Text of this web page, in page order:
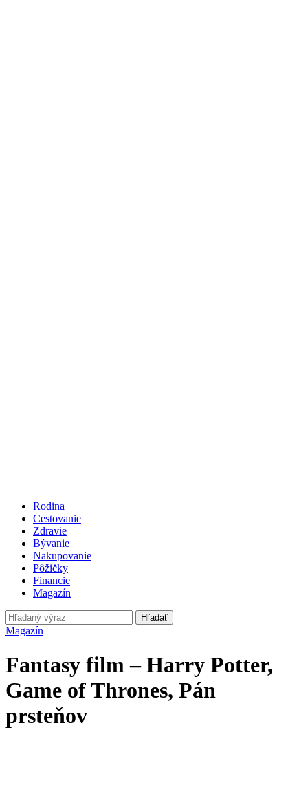
Rodina
Cestovanie
Zdravie
Bývanie
Nakupovanie
Pôžičky
Financie
Magazín
Hľadať
Magazín
Fantasy film – Harry Potter,
Game of Thrones, Pán
prsteňov